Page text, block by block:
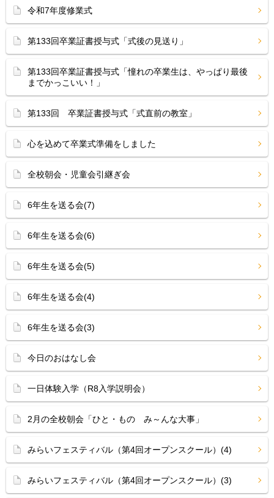
令和7年度修業式
第133回卒業証書授与式「式後の見送り」
第133回卒業証書授与式「憧れの卒業生は、やっぱり最後
までかっこいい！」
第133回 卒業証書授与式「式直前の教室」
心を込めて卒業式準備をしました
全校朝会・児童会引継ぎ会
6年生を送る会(7)
6年生を送る会(6)
6年生を送る会(5)
6年生を送る会(4)
6年生を送る会(3)
今日のおはなし会
一日体験入学（R8入学説明会）
2月の全校朝会「ひと・もの み～んな大事」
みらいフェスティバル（第4回オープンスクール）(4)
みらいフェスティバル（第4回オープンスクール）(3)